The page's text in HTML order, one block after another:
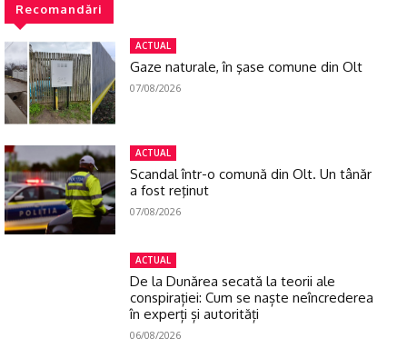
Recomandări
ACTUAL
Gaze naturale, în şase comune din Olt
07/08/2026
ACTUAL
Scandal într-o comună din Olt. Un tânăr
a fost reţinut
07/08/2026
ACTUAL
De la Dunărea secată la teorii ale
conspirației: Cum se naște neîncrederea
în experți și autorități
06/08/2026